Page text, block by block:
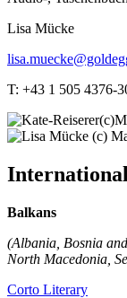
Lisa Mücke
T: +43 1 505 4376-
Balkans
(Albania, Bosnia
North Macedonia,
Corto Literary